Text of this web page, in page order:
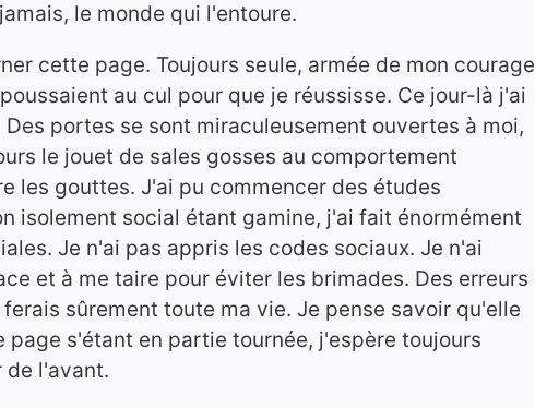
le monde qui l'entoure.
cette page. Toujours seule, armée de mon courage
au cul pour que je réussisse. Ce jour-là j'ai
portes se sont miraculeusement ouvertes à moi,
le jouet de sales gosses au comportement
les gouttes. J'ai pu commencer des études
isolement social étant gamine, j'ai fait énormément
Je n'ai pas appris les codes sociaux. Je n'ai
et à me taire pour éviter les brimades. Des erreurs
sûrement toute ma vie. Je pense savoir qu'elle
page s'étant en partie tournée, j'espère toujours
de l'avant.